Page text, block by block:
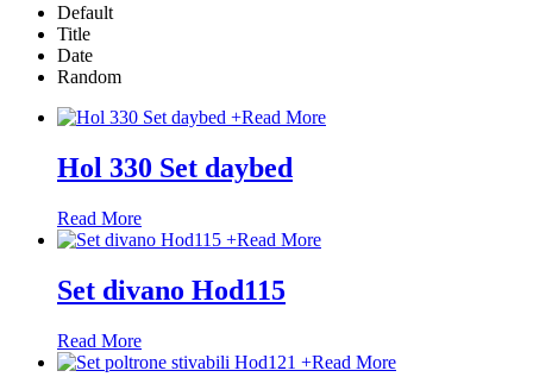
Default
Title
Date
Random
+Read More
Hol 330 Set daybed
Read More
+Read More
Set divano Hod115
Read More
+Read More